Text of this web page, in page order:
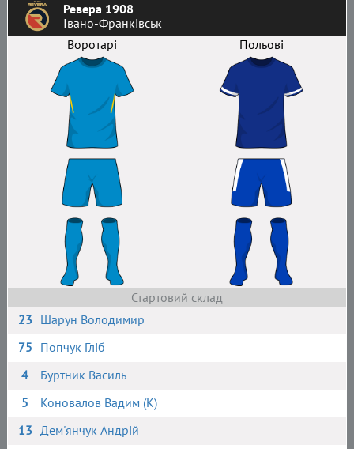
Ревера 1908
Івано-Франківськ
Воротарі
Польові
Стартовий склад
23 Шарун Володимир
75 Попчук Гліб
4
Буртник Василь
5
Коновалов Вадим (К)
13 Дем'янчук Андрій